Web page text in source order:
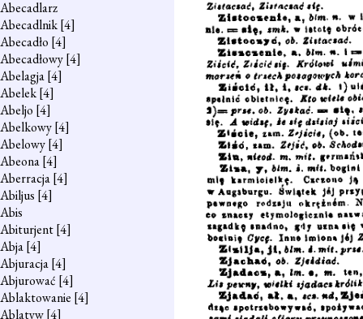
Abecadlarz
Abecadlnik[4]
Abecadło [4]
Abecadłowy[4]
Abelagja[4]
Abelek[4]
Abeljo [4]
Abelkowy[4]
Abelowy[4]
Abeona[4]
Aberracja[4]
Abiljus [4]
Abis
Abiturjent[4]
Abja[4]
Abjuracja[4]
Abjurować [4]
Ablaktowanie [4]
Ablatyw[4]